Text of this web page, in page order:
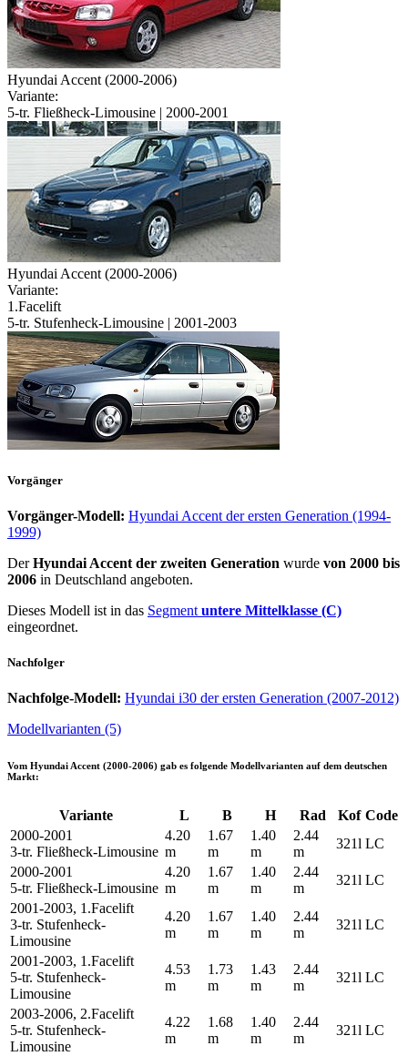
Hyundai Accent (2000-2006)
Variante:
5-tr. Fließheck-Limousine | 2000-2001
Hyundai Accent (2000-2006)
Variante:
1.Facelift
5-tr. Stufenheck-Limousine | 2001-2003
Vorgänger
Vorgänger-Modell: Hyundai Accent der ersten Generation (1994-
1999)
DerHyundai Accent der zweiten Generation wurde von 2000 bis
2006 in Deutschland angeboten.
Dieses Modell ist in das Segment untere Mittelklasse (C)
eingeordnet.
Nachfolger
Nachfolge-Modell: Hyundai i30 der ersten Generation (2007-2012)
Modellvarianten (5)
Vom Hyundai Accent (2000-2006) gab es folgende Modellvarianten auf dem deutschen
Markt:
Variante L B H Rad Kof Code
2000-2001
3-tr. Fließheck-Limousine
4.20
m
1.67
m
1.40
m
2.44
m
321l LC
2000-2001
5-tr. Fließheck-Limousine
4.20
m
1.67
m
1.40
m
2.44
m
321l LC
2001-2003, 1.Facelift
3-tr. Stufenheck-
Limousine
4.20
m
1.67
m
1.40
m
2.44
m
321l LC
2001-2003, 1.Facelift
5-tr. Stufenheck-
Limousine
4.53
m
1.73
m
1.43
m
2.44
m
321l LC
2003-2006, 2.Facelift
5-tr. Stufenheck-
Limousine
4.22
m
1.68
m
1.40
m
2.44
m
321l LC